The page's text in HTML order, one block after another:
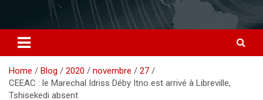
Home Blog 2020 novembre
27
CEEAC : le Marechal Idriss Déby Itno est arrivé à Libreville,
Tshisekedi absent